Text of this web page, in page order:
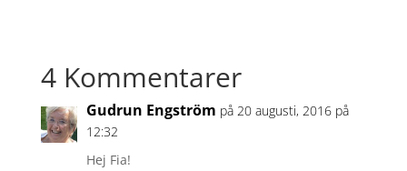
4 Kommentarer
Gudrun Engström på 20 augusti, 2016 på
12:32
Hej Fia!